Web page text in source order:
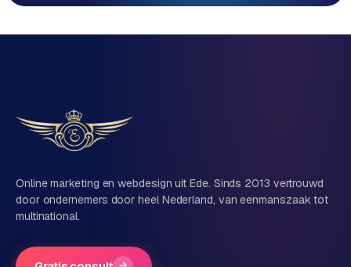
Direct persoonlijk contact, geen ticketsysteem
Vertel ons over je project
Naam
Bedrijfsnaam
Online marketing en webdesign uit Ede. Sinds 2013 vertrouwd
door ondernemers door heel Nederland, van eenmanszaak tot
multinational.